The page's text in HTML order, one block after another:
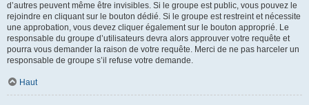
d’autres peuvent même être invisibles. Si le groupe est public, vous pouvez le
rejoindre en cliquant sur le bouton dédié. Si le groupe est restreint et nécessite
une approbation, vous devez cliquer également sur le bouton approprié. Le
responsable du groupe d’utilisateurs devra alors approuver votre requête et
pourra vous demander la raison de votre requête. Merci de ne pas harceler un
responsable de groupe s’il refuse votre demande.
Haut